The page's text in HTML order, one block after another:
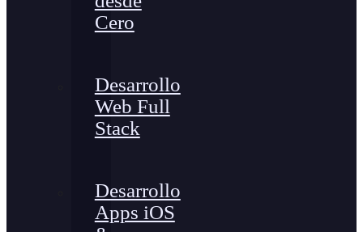
Cero
Desarrollo
Web Full
Stack
Desarrollo
Apps iOS